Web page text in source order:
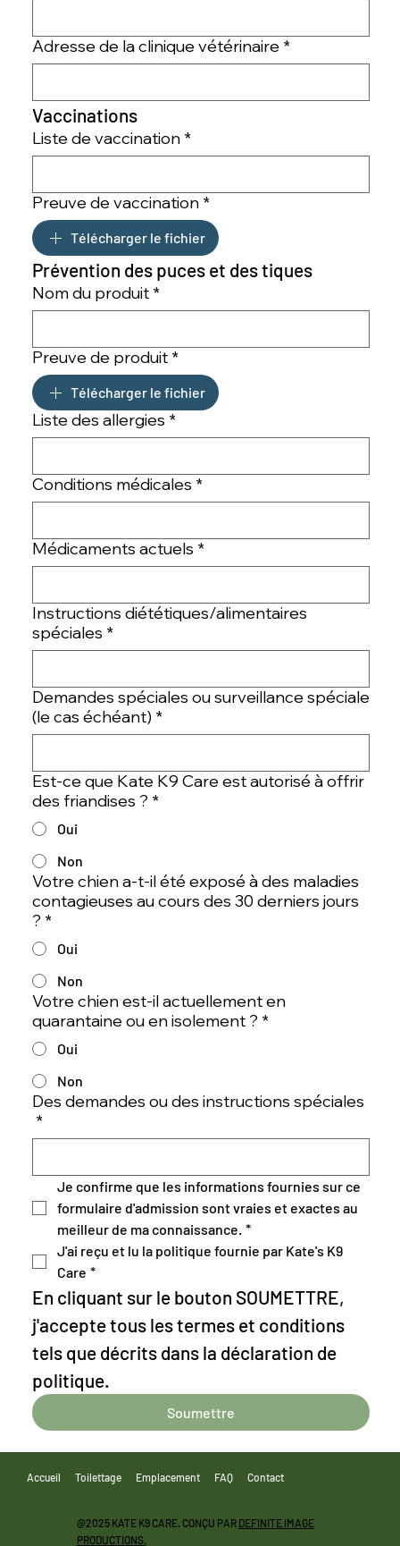
Adresse de la clinique vétérinaire *
Vaccinations
Liste de vaccination *
Preuve de vaccination *
Télécharger le fichier
Prévention des puces et des tiques
Nom du produit *
Preuve de produit *
Télécharger le fichier
Liste des allergies *
Conditions médicales *
Médicaments actuels *
Instructions diététiques/alimentaires
spéciales *
Demandes spéciales ou surveillance spéciale
(le cas échéant) *
Est-ce que Kate K9 Care est autorisé à offrir
des friandises ? *
Oui
Non
Votre chien a-t-il été exposé à des maladies
contagieuses au cours des 30 derniers jours
? *
Oui
Non
Votre chien est-il actuellement en
quarantaine ou en isolement ? *
Oui
Non
Des demandes ou des instructions spéciales
*
Je confirme que les informations fournies sur ce
formulaire d'admission sont vraies et exactes au
meilleur de ma connaissance. *
J'ai reçu et lu la politique fournie par Kate's K9
Care *
En cliquant sur le bouton SOUMETTRE,
j'accepte tous les termes et conditions
tels que décrits dans la déclaration de
politique.
Soumettre
Accueil Toilettage Emplacement FAQ Contact
@2025 KATE K9 CARE. CONÇU PAR DEFINITE IMAGE
PRODUCTIONS.